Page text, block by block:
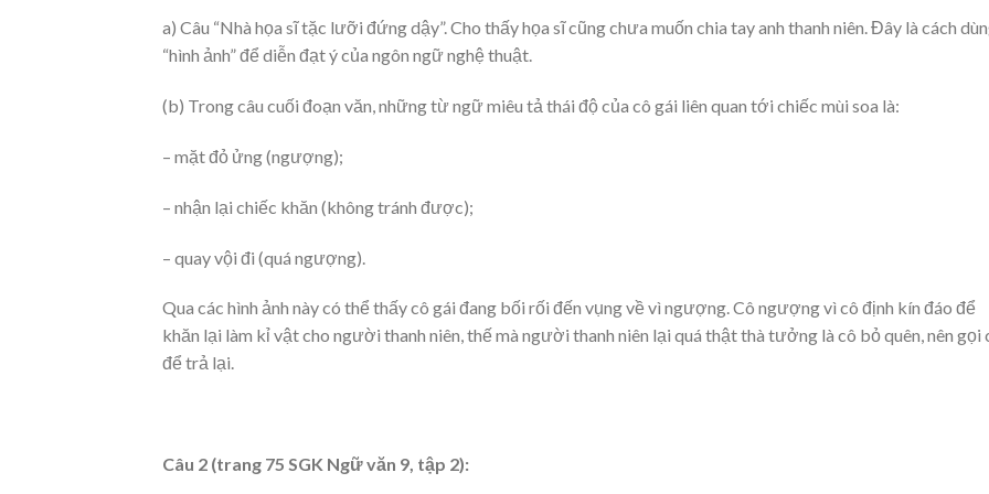
a) Câu “Nhà họa sĩ tặc lưỡi đứng dậy”. Cho thấy họa sĩ cũng chưa muốn chia tay anh thanh niên. Đây là cách
“hình ảnh” để diễn đạt ý của ngôn ngữ nghệ thuật.
(b) Trong câu cuối đoạn văn, những từ ngữ miêu tả thái độ của cô gái liên quan tới chiếc mùi soa là:
– mặt đỏ ửng (ngượng);
– nhận lại chiếc khăn (không tránh được);
– quay vội đi (quá ngượng).
Qua các hình ảnh này có thể thấy cô gái đang bối rối đến vụng về vì ngượng. Cô ngượng vì cô định kín đáo để
khăn lại làm kỉ vật cho người thanh niên, thế mà người thanh niên lại quá thật thà tưởng là cô bỏ quên, nên gọi
để trả lại.
Câu 2 (trang 75 SGK Ngữ văn 9, tập 2):